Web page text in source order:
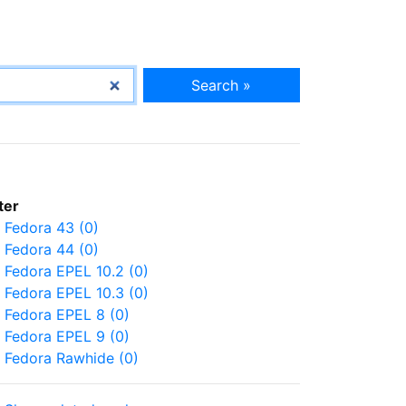
Search »
Fedora 43 (0)
Fedora 44 (0)
Fedora EPEL 10.2 (0)
Fedora EPEL 10.3 (0)
Fedora EPEL 8 (0)
Fedora EPEL 9 (0)
Fedora Rawhide (0)